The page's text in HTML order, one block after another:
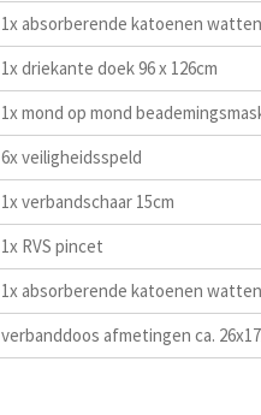
1x absorberende katoenen watten
1x driekante doek 96 x 126cm
1x mond op mond
6x veiligheidsspeld
1x verbandschaar 15cm
1x RVS pincet
1x absorberende katoenen watten
verbanddoos afmetingen ca.